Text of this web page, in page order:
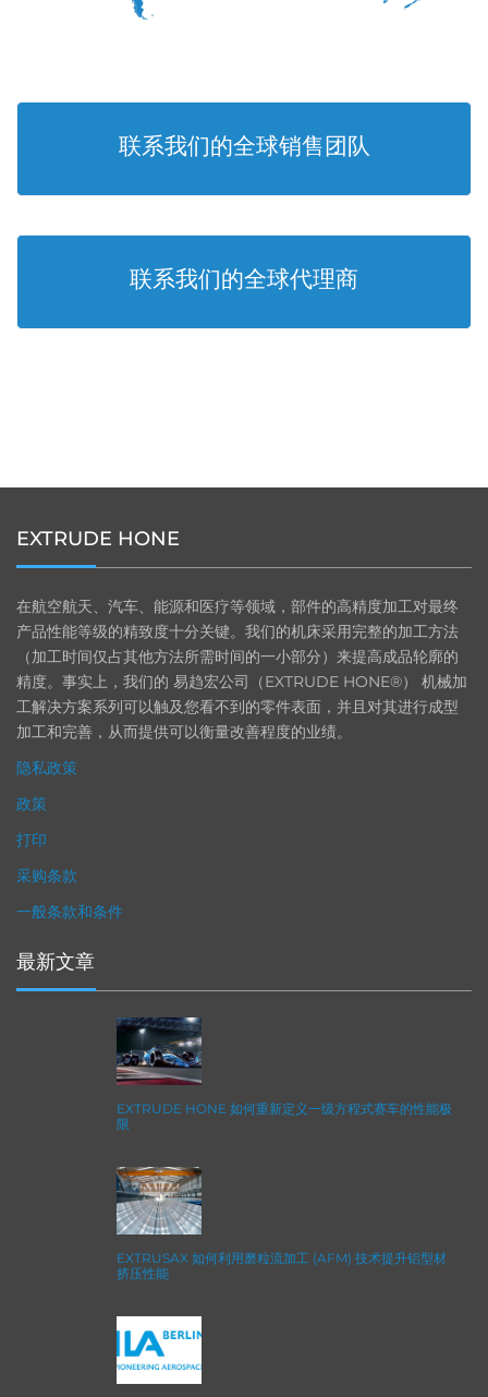
联系我们的全球销售团队
联系我们的全球代理商
EXTRUDE HONE
在航空航天、汽车、能源和医疗等领域，部件的高精度加工对最终
产品性能等级的精致度十分关键。我们的机床采用完整的加工方法
（加工时间仅占其他方法所需时间的一小部分）来提高成品轮廓的
精度。事实上，我们的 易趋宏公司（EXTRUDE HONE®） 机械加
工解决方案系列可以触及您看不到的零件表面，并且对其进行成型
加工和完善，从而提供可以衡量改善程度的业绩。
隐私政策
政策
打印
采购条款
一般条款和条件
最新文章
EXTRUDE HONE 如何重新定义一级方程式赛车的性能极
限
EXTRUSAX 如何利用磨粒流加工 (AFM) 技术提升铝型材
挤压性能